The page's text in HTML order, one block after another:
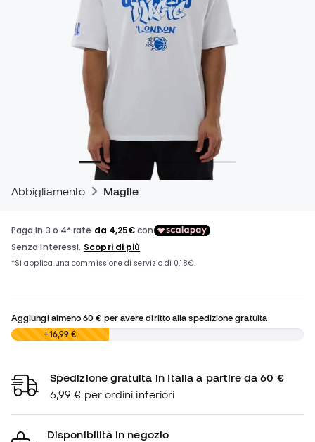
Abbigliamento Maglie
Aggiungi almeno60 € per avere diritto alla spedizione gratuita
0,00 € +16,99 €
Spedizione gratuita in Italia a partire da 60 €
6,99 € per ordini inferiori
Disponibilità in negozio